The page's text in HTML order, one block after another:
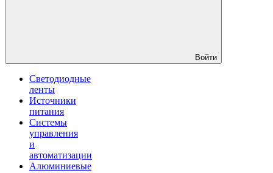
Войти
Светодиодные
ленты
Источники
питания
Системы
управления
и
автоматизации
Алюминиевые